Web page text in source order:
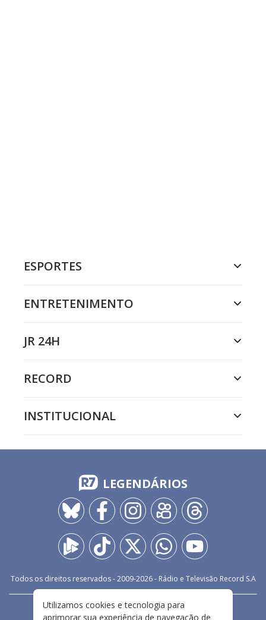
ESPORTES
ENTRETENIMENTO
JR 24H
RECORD
INSTITUCIONAL
LEGENDÁRIOS
Todos os direitos reservados - 2009-2026- Rádio e Televisão Record S.A
FALE CONOSCO PRIVACIDADE
Utilizamos cookies e tecnologia para
aprimorar sua experiência de navegação de